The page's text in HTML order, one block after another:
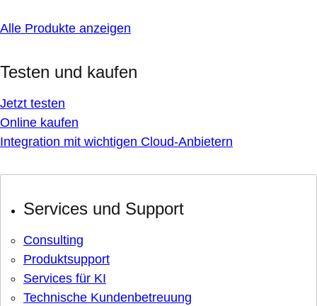
Alle Produkte anzeigen
Testen und kaufen
Jetzt testen
Online kaufen
Integration mit wichtigen Cloud-Anbietern
Services und Support
Consulting
Produktsupport
Services für KI
Technische Kundenbetreuung